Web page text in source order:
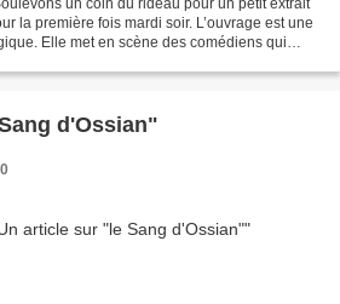
un coin du rideau pour un petit extrait
la première fois mardi soir. L’ouvrage est une
Elle met en scène des comédiens qui
d'Ossian"